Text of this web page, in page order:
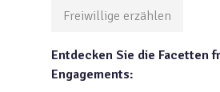
Freiwillige erzählen
Entdecken Sie die Facetten
Engagements: